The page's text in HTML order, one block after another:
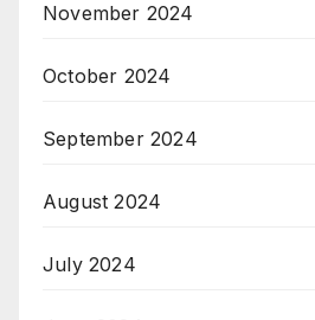
November 2024
October 2024
September 2024
August 2024
July 2024